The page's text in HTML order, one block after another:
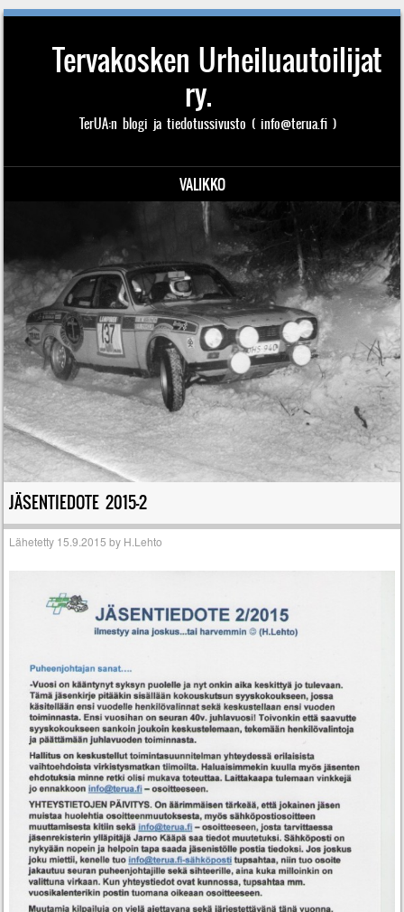
Tervakosken Urheiluautoilijat
ry.
TerUA:n blogi ja tiedotussivusto ( info@terua.fi )
VALIKKO
JÄSENTIEDOTE 2015-2
Lähetetty 15.9.2015 by H.Lehto